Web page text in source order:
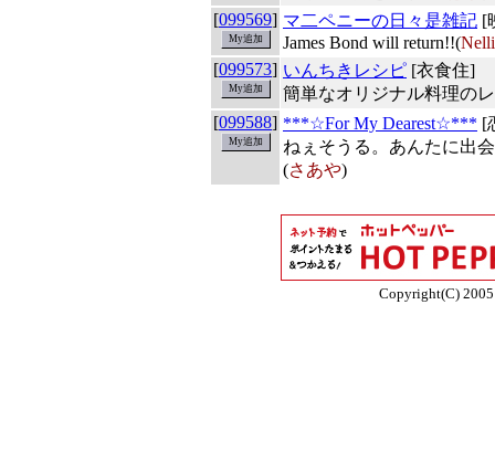
[099569] マ二ペニーの日々是雑記 [
James Bond will return!!(
[099573] いんちきレシピ [衣食住]
簡単なオリジナル料理の
[099588] ***☆For My Dearest☆*** [
ねぇそうる。あんたに出
(さあや)
Copyright(C)